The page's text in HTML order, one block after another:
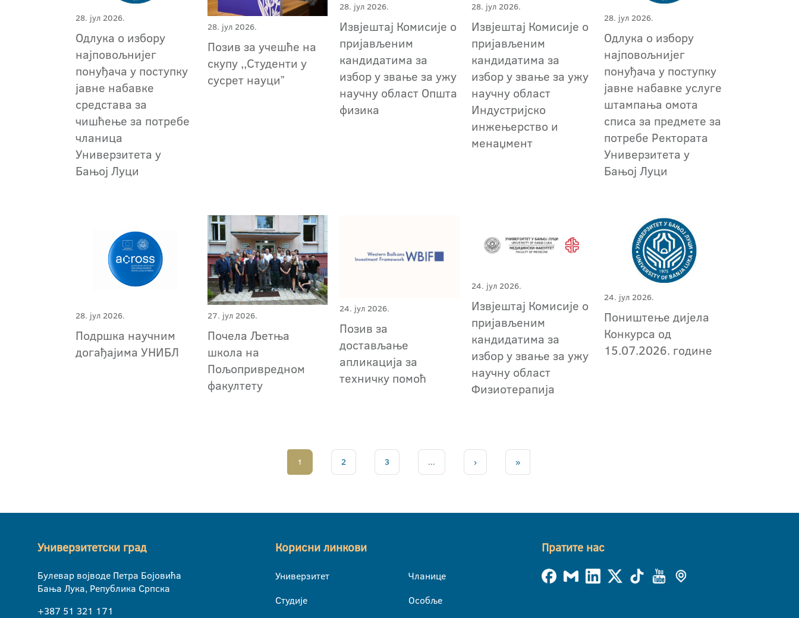
28. јул 2026.
Oдлука о избору
најповољнијег
понуђача у поступку
јавне набавке
средстава за
чишћење за потребе
чланица
Универзитета у
Бањој Луци
28. јул 2026.
Позив за учешће на
скупу ,,Студенти у
сусрет науциˮ
28. јул 2026.
Извјештај Комисије о
пријављеним
кандидатима за
избор у звање за ужу
научну област Општа
физика
28. јул 2026.
Извјештај Комисије о
пријављеним
кандидатима за
избор у звање за ужу
научну област
Индустријско
инжењерство и
менаџмент
28. јул 2026.
Одлука о избору
најповољнијег
понуђача у поступку
јавне набавке услуге
штампања омота
списа за предмете за
потребе Ректората
Универзитета у
Бањој Луци
28. јул 2026.
Подршка научним
догађајима УНИБЛ
27. јул 2026.
Почела Љетња
школа на
Пољопривредном
факултету
24. јул 2026.
Позив за
достављање
апликација за
техничку помоћ
24. јул 2026.
Извјештај Комисије о
пријављеним
кандидатима за
избор у звање за ужу
научну област
Физиотерапија
24. јул 2026.
Поништење дијела
Конкурса од
15.07.2026. године
1 2 3 ... › »
Универзитетски град
Булевар војводе Петра Бојовића
Бања Лука, Република Српска
+387 51 321 171
Корисни линкови
Универзитет
Студије
Чланице
Особље
Пратите нас